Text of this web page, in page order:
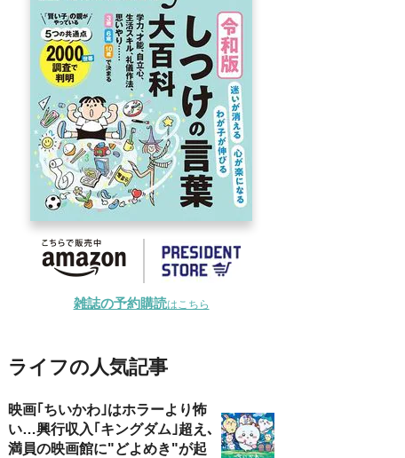
雑誌の予約購読はこちら
ライフの人気記事
映画｢ちいかわ｣はホラーより怖
い…興行収入｢キングダム｣超え､
満員の映画館に"どよめき"が起